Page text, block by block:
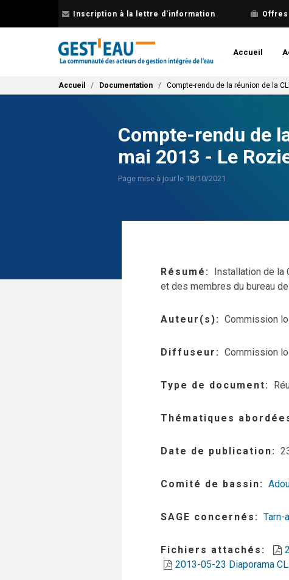
Inscription à la lettre d'information
Accueil
Fil d'Ariane
Accueil Documentation Compte-rendu de la réunion de la
Compte-rendu de
mai 2013 - Le
Page mise à jour le 18/10/2021
Résumé
Installation de la
et des membres du bureau de
Auteur(s) Commission
Diffuseur Commission
Type de document
Thématiques
Date de publication
Comité de bassin
SAGE concernés Tarn-
Fichiers attachés
2013-05-23 Diaporama